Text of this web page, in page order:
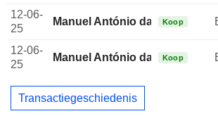
12-06-
25
Manuel António da Fonseca
Koop
12-06-
25
Manuel António da Fonseca
Koop
Transactiegeschiedenis